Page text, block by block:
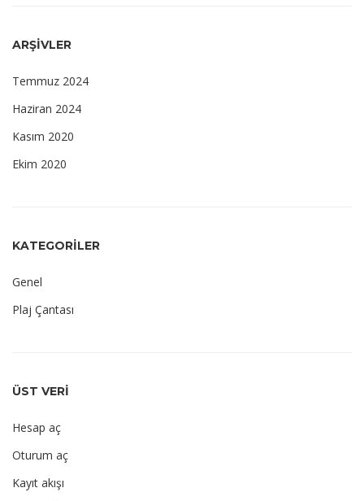
ARŞIVLER
Temmuz 2024
Haziran 2024
Kasım 2020
Ekim 2020
KATEGORILER
Genel
Plaj Çantası
ÜST VERI
Hesap aç
Oturum aç
Kayıt akışı